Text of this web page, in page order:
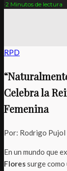
·2 Minutos de lectura
RPD
Celebra la
Femenina
Por: Rodrigo Pujol
En un mundo que
Floressurge